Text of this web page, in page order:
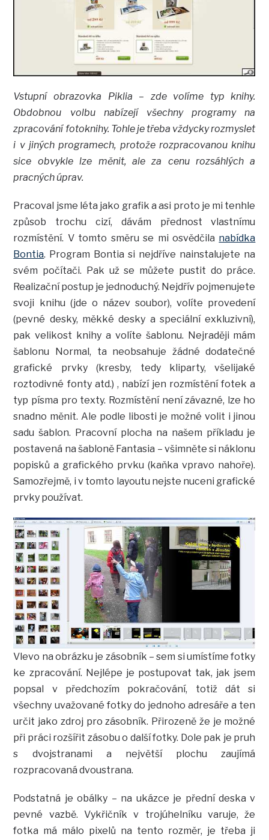
Vstupní obrazovka Piklia – zde volíme typ knihy.
Obdobnou volbu nabízejí všechny programy na
zpracování fotoknihy. Tohle je třeba vždycky rozmyslet
i v jiných programech, protože rozpracovanou knihu
sice obvykle lze měnit, ale za cenu rozsáhlých a
pracných úprav.
Pracoval jsme léta jako grafik a asi proto je mi tenhle
způsob trochu cizí, dávám přednost vlastnímu
rozmístění. V tomto směru se mi osvědčila nabídka
Bontia. Program Bontia si nejdříve nainstalujete na
svém počítači. Pak už se můžete pustit do práce.
Realizační postup je jednoduchý. Nejdřív pojmenujete
svoji knihu (jde o název soubor), volíte provedení
(pevné desky, měkké desky a speciální exkluzivní),
pak velikost knihy a volíte šablonu. Nejraději mám
šablonu Normal, ta neobsahuje žádné dodatečné
grafické prvky (kresby, tedy kliparty, všelijaké
roztodivné fonty atd.) , nabízí jen rozmístění fotek a
typ písma pro texty. Rozmístění není závazné, lze ho
snadno měnit. Ale podle libosti je možné volit i jinou
sadu šablon. Pracovní plocha na našem příkladu je
postavená na šabloně Fantasia – všimněte si náklonu
popisků a grafického prvku (kaňka vpravo nahoře).
Samozřejmě, i v tomto layoutu nejste nuceni grafické
prvky používat.
Vlevo na obrázku je zásobník – sem si umístíme fotky
ke zpracování. Nejlépe je postupovat tak, jak jsem
popsal v předchozím pokračování, totiž dát si
všechny uvažované fotky do jednoho adresáře a ten
určit jako zdroj pro zásobník. Přirozeně že je možné
při práci rozšířit zásobu o další fotky. Dole pak je pruh
s dvojstranami a největší plochu zaujímá
rozpracovaná dvoustrana.
Podstatná je obálky – na ukázce je přední deska v
pevné vazbě. Vykřičník v trojúhelníku varuje, že
fotka má málo pixelů na tento rozměr, je třeba ji